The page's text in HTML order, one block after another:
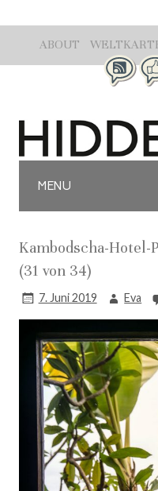
ABOUT
MENU
Kambodscha-Hotel-
(31 von 34)
7. Juni 2019 Eva